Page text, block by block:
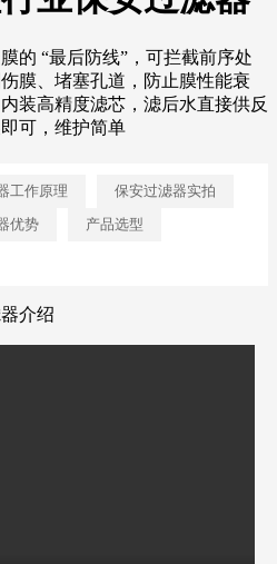
的 “最后防线”，可拦截前序处
膜、堵塞孔道，防止膜性能衰
装高精度滤芯，滤后水直接供反
可，维护简单
工作原理
保安过滤器实拍
优势
产品选型
介绍